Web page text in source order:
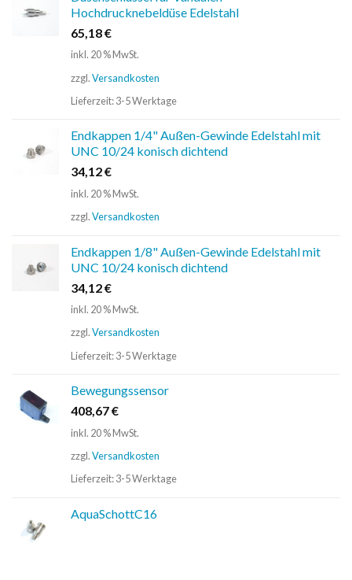
Hochdrucknebeldüse Edelstahl
65,18€
inkl. 20 % MwSt.
zzgl.Versandkosten
Lieferzeit:3-5 Werktage
Endkappen 1/4" Außen-Gewinde Edelstahl mit
UNC 10/24 konisch dichtend
34,12€
inkl. 20 % MwSt.
zzgl.Versandkosten
Endkappen 1/8" Außen-Gewinde Edelstahl mit
UNC 10/24 konisch dichtend
34,12€
inkl. 20 % MwSt.
zzgl.Versandkosten
Lieferzeit:3-5 Werktage
Bewegungssensor
408,67€
inkl. 20 % MwSt.
zzgl.Versandkosten
Lieferzeit:3-5 Werktage
AquaSchottC16